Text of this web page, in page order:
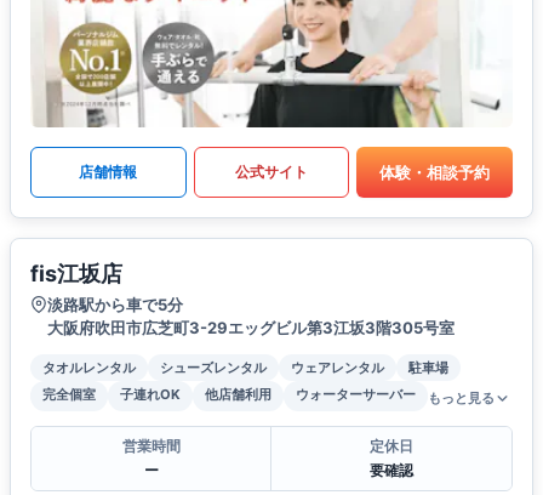
店舗情報 公式サイト 体験・相談予約
fis江坂店
淡路駅から車で5分
大阪府吹田市広芝町3-29エッグビル第3江坂3階305号室
タオルレンタル シューズレンタル ウェアレンタル
駐車場
完全個室
子連れOK 他店舗利用 ウォーターサーバー もっと見る
営業時間
ー
定休日
要確認